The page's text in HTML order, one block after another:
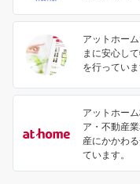
アットホー
まに安心し
を行っていま
アットホー
ア・不動産
産にかかわ
ています。